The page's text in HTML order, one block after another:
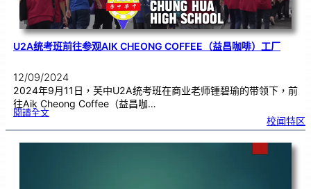
中
田
径
锦
标
赛
U2A统考班前往参观AIK CHEONG COFFEE（益昌咖啡）工厂
12/09/2024
2024年9月11日，芙中U2A统考班在商业老师锺碧瑜的带领下，前
往Aik Cheong Coffee（益昌咖…
閱讀全文:U
统
班
前
校闻特区